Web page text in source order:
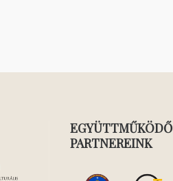
EGYÜTTMŰKÖDŐ
PARTNEREINK